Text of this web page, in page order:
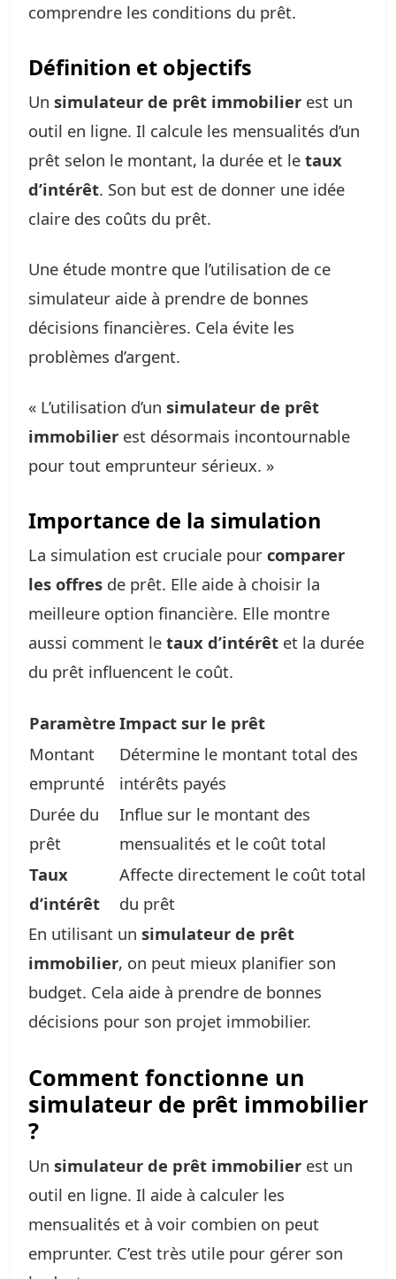
comprendre les conditions du prêt.
Définition et objectifs
Un simulateur de prêt immobilier est un
outil en ligne. Il calcule les mensualités d’un
prêt selon le montant, la durée et le taux
d’intérêt. Son but est de donner une idée
claire des coûts du prêt.
Une étude montre que l’utilisation de ce
simulateur aide à prendre de bonnes
décisions financières. Cela évite les
problèmes d’argent.
« L’utilisation d’un simulateur de prêt
immobilier est désormais incontournable
pour tout emprunteur sérieux. »
Importance de la simulation
La simulation est cruciale pour comparer
les offres de prêt. Elle aide à choisir la
meilleure option financière. Elle montre
aussi comment le taux d’intérêt et la durée
du prêt influencent le coût.
Paramètre Impact sur le prêt
Montant
emprunté
Détermine le montant total des
intérêts payés
Durée du
prêt
Influe sur le montant des
mensualités et le coût total
Taux
d’intérêt
Affecte directement le coût total
du prêt
En utilisant un simulateur de prêt
immobilier, on peut mieux planifier son
budget. Cela aide à prendre de bonnes
décisions pour son projet immobilier.
Comment fonctionne un
simulateur de prêt immobilier
?
Un simulateur de prêt immobilier est un
outil en ligne. Il aide à calculer les
mensualités et à voir combien on peut
emprunter. C’est très utile pour gérer son